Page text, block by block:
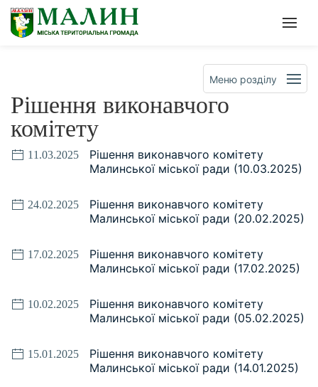
Офіційна сторінка
Меню розділу
Рішення виконавчого
комітету
11.03.2025
Рішення виконавчого комітету
Малинської міської ради (10.03.2025)
24.02.2025
Рішення виконавчого комітету
Малинської міської ради (20.02.2025)
17.02.2025
Рішення виконавчого комітету
Малинської міської ради (17.02.2025)
10.02.2025
Рішення виконавчого комітету
Малинської міської ради (05.02.2025)
15.01.2025
Рішення виконавчого комітету
Малинської міської ради (14.01.2025)